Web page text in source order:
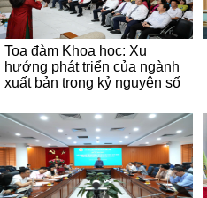
Toạ đàm Khoa học: Xu
hướng phát triển của ngành
xuất bản trong kỷ nguyên số